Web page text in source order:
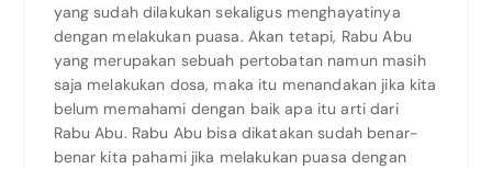
yang sudah dilakukan sekaligus menghayatinya
dengan melakukan puasa. Akan tetapi, Rabu Abu
yang merupakan sebuah pertobatan namun masih
saja melakukan dosa, maka itu menandakan jika kita
belum memahami dengan baik apa itu arti dari
Rabu Abu. Rabu Abu bisa dikatakan sudah benar-
benar kita pahami jika melakukan puasa dengan